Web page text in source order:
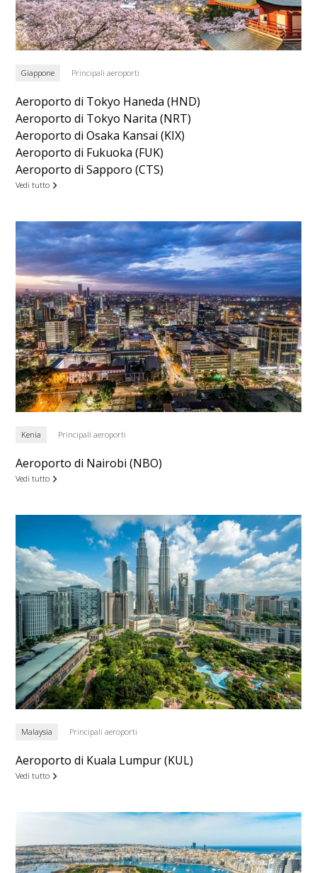
Giappone Principali aeroporti
Aeroporto di Tokyo Haneda (HND)
Aeroporto di Tokyo Narita (NRT)
Aeroporto di Osaka Kansai (KIX)
Aeroporto di Fukuoka (FUK)
Aeroporto di Sapporo (CTS)
Vedi tutto
Kenia Principali aeroporti
Aeroporto di Nairobi (NBO)
Vedi tutto
Malaysia Principali aeroporti
Aeroporto di Kuala Lumpur (KUL)
Vedi tutto